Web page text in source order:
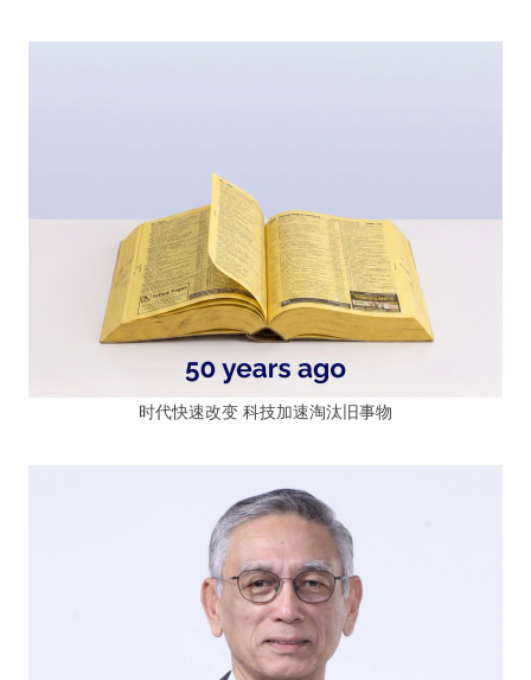
时代快速改变 科技加速淘汰旧事物